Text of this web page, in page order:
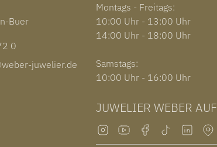
Buer
0
juwelier.de
Montags - Freitags:
10:00 Uhr - 13:00 Uhr
14:00 Uhr - 18:00 Uhr
Samstags:
10:00 Uhr - 16:00 Uhr
JUWELIER WEBER AUF